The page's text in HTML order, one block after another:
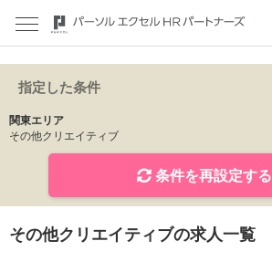
指定した条件
関東エリア
その他クリエイティブ
条件を再設定する
その他クリエイティブの求人一覧